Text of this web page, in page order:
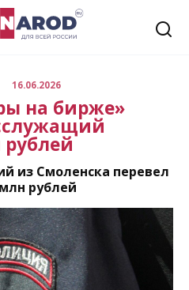
16.06.2026
на бирже»
рублей
из Смоленска перевел
рублей